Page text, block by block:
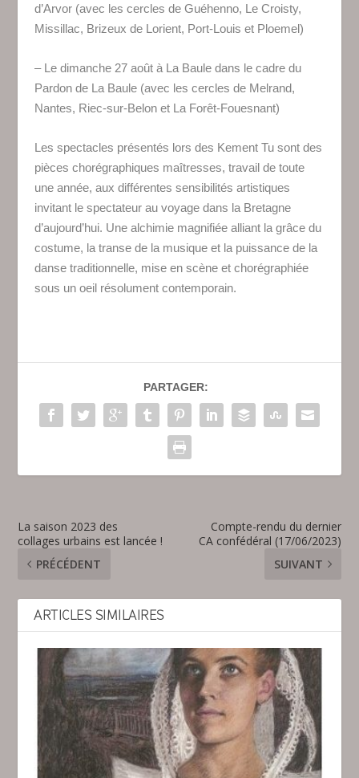
d’Arvor (avec les cercles de Guéhenno, Le Croisty,
Missillac, Brizeux de Lorient, Port-Louis et Ploemel)
–Le dimanche 27 août à La Baule dans le cadre du
Pardon de La Baule (avec les cercles de Melrand,
Nantes, Riec-sur-Belon et La Forêt-Fouesnant)
Les spectacles présentés lors des Kement Tu sont des
pièces chorégraphiques maîtresses, travail de toute
une année, aux différentes sensibilités artistiques
invitant le spectateur au voyage dans la Bretagne
d’aujourd’hui. Une alchimie magnifiée alliant la grâce du
costume, la transe de la musique et la puissance de la
danse traditionnelle, mise en scène et chorégraphiée
sous un oeil résolument contemporain.
PARTAGER:
La saison 2023 des
collages urbains est lancée !
PRÉCÉDENT
Compte-rendu du dernier
CA confédéral (17/06/2023)
SUIVANT
ARTICLES SIMILAIRES